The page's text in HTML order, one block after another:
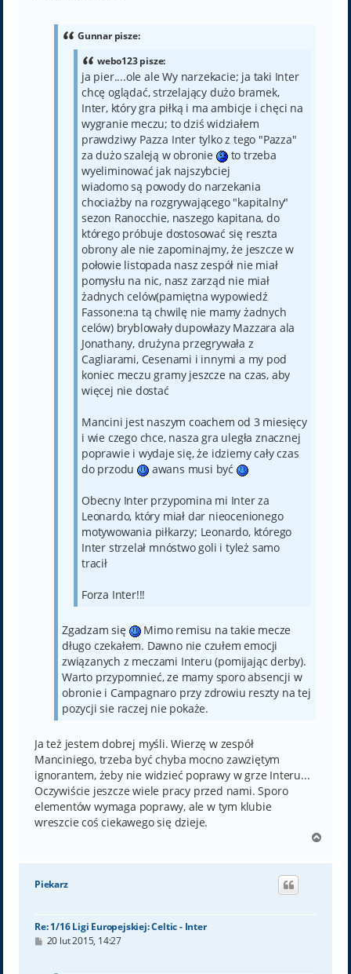
Gunnar pisze:
webo123 pisze:
ja pier....ole ale Wy narzekacie; ja taki Inter
chcę oglądać, strzelający dużo bramek,
Inter, który gra piłką i ma ambicje i chęci na
wygranie meczu; to dziś widziałem
prawdziwy Pazza Inter tylko z tego "Pazza"
za dużo szaleją w obronie
to trzeba
wyeliminować jak najszybciej
wiadomo są powody do narzekania
chociażby na rozgrywającego "kapitalny"
sezon Ranocchie, naszego kapitana, do
którego próbuje dostosować się reszta
obrony ale nie zapominajmy, że jeszcze w
połowie listopada nasz zespół nie miał
pomysłu na nic, nasz zarząd nie miał
żadnych celów(pamiętna wypowiedź
Fassone:na tą chwilę nie mamy żadnych
celów) bryblowały dupowłazy Mazzara ala
Jonathany, drużyna przegrywała z
Cagliarami, Cesenami i innymi a my pod
koniec meczu gramy jeszcze na czas, aby
więcej nie dostać
Mancini jest naszym coachem od 3 miesięcy
i wie czego chce, nasza gra uległa znacznej
poprawie i wydaje się, że idziemy cały czas
do przodu
awans musi być
Obecny Inter przypomina mi Inter za
Leonardo, który miał dar nieocenionego
motywowania piłkarzy; Leonardo, którego
Inter strzelał mnóstwo goli i tyleż samo
tracił
Forza Inter!!!
Zgadzam się
Mimo remisu na takie mecze
długo czekałem. Dawno nie czułem emocji
związanych z meczami Interu (pomijając derby).
Warto przypomnieć, ze mamy sporo absencji w
obronie i Campagnaro przy zdrowiu reszty na tej
pozycji sie raczej nie pokaże.
Ja też jestem dobrej myśli. Wierzę w zespół
Manciniego, trzeba być chyba mocno zawziętym
ignorantem, żeby nie widzieć poprawy w grze Interu...
Oczywiście jeszcze wiele pracy przed nami. Sporo
elementów wymaga poprawy, ale w tym klubie
wreszcie coś ciekawego się dzieje.
g
Piekarz
Re: 1/16 Ligi Europejskiej: Celtic - Inter
P20 lut 2015, 14:27